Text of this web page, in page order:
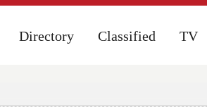
Directory Classified TV
Directory Classified TV